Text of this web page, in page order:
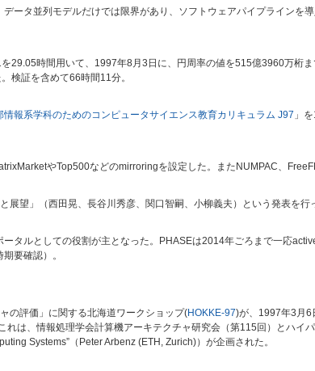
ータ並列モデルだけでは限界があり、ソフトウェアパイプラインを
29.05時間用いて、1997年8月3日に、円周率の値を515億3960万桁ま
検証を含めて66時間11分。
情報系学科のためのコンピュータサイエンス教育カリキュラム J97 」
やTop500などのmirroringを設定した。またNUMPAC、
望」（西田晃、長谷川秀彦、関口智嗣、小柳義夫）という発表を行
タルとしての役割が主となった。PHASEは2014年ごろまで一応
要確認）。
の評価」に関する北海道ワークショップ(HOKKE-97)が、1997年3月6
れは、情報処理学会計算機アーキテクチャ研究会（第115回）とハイ
Systems”（Peter Arbenz (ETH, Zurich)）が企画された。